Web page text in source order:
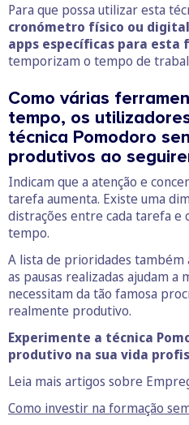
Para que possa utilizar esta
cronómetro físico ou
apps específicas para esta
temporizam o tempo de
Como várias
tempo, os
técnica Pomodoro
produtivos ao
Indicam que a atenção e
tarefa aumenta. Existe uma
distrações entre cada tarefa e
tempo.
A lista de prioridades também
as pausas realizadas ajudam a
necessitam da tão famosa
realmente produtivo.
Experimente a técnica
produtivo na sua vida
Leia mais artigos sobre
Como investir na formação